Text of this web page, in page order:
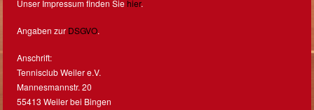
Unser Impressum finden Siehier.
Angaben zur DSGVO.
Anschrift:
Tennisclub Weiler e.V.
Mannesmannstr. 20
55413 Weiler bei Bingen